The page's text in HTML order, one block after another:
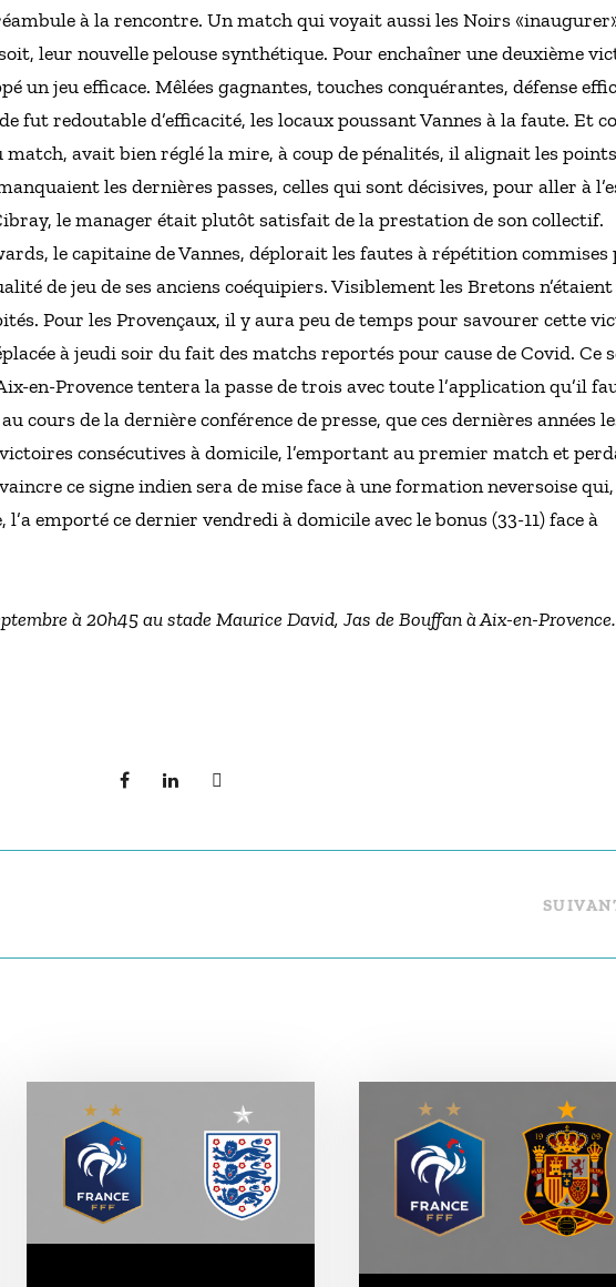
à la rencontre. Un match qui voyait aussi les Noirs
leur nouvelle pelouse synthétique. Pour enchaîner une deuxième
un jeu efficace. Mêlées gagnantes, touches conquérantes, défense
fut redoutable d’efficacité, les locaux poussant Vannes à la faute. Et
avait bien réglé la mire, à coup de pénalités, il alignait les
les dernières passes, celles qui sont décisives, pour aller à
le manager était plutôt satisfait de la prestation de son collectif.
le capitaine de Vannes, déplorait les fautes à répétition commises
de jeu de ses anciens coéquipiers. Visiblement les Bretons
Pour les Provençaux, il y aura peu de temps pour savourer cette
à jeudi soir du fait des matchs reportés pour cause de Covid. Ce
en-Provence tentera la passe de trois avec toute l’application qu’il
cours de la dernière conférence de presse, que ces dernières années
consécutives à domicile, l’emportant au premier match et
ce signe indien sera de mise face à une formation neversoise
emporté ce dernier vendredi à domicile avec le bonus (33-11) face à
à 20h45 au stade Maurice David, Jas de Bouffan à Aix-en-Provence.